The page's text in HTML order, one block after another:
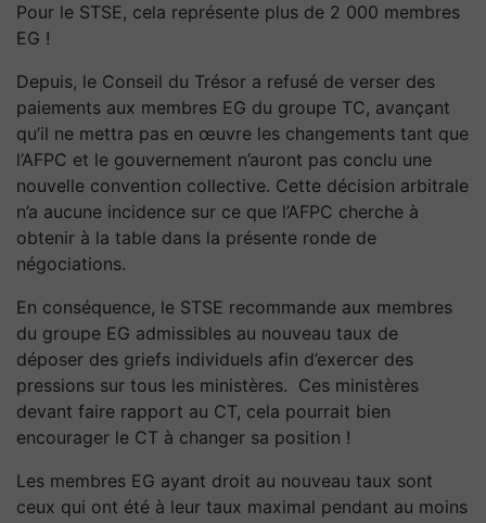
Pour le STSE, cela représente plus de 2 000 membres
EG !
Depuis, le Conseil du Trésor a refusé de verser des
paiements aux membres EG du groupe TC, avançant
qu’il ne mettra pas en œuvre les changements tant que
l’AFPC et le gouvernement n’auront pas conclu une
nouvelle convention collective. Cette décision arbitrale
n’a aucune incidence sur ce que l’AFPC cherche à
obtenir à la table dans la présente ronde de
négociations.
En conséquence, le STSE recommande aux membres
du groupe EG admissibles au nouveau taux de
déposer des griefs individuels afin d’exercer des
pressions sur tous les ministères. Ces ministères
devant faire rapport au CT, cela pourrait bien
encourager le CT à changer sa position !
Les membres EG ayant droit au nouveau taux sont
ceux qui ont été à leur taux maximal pendant au moins